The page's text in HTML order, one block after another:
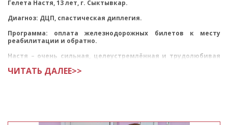
Гелета Настя, 13 лет, г. Сыктывкар.
Диагноз: ДЦП, спастическая диплегия.
Программа: оплата железнодорожных билетов к месту
реабилитации и обратно.
Настя – очень сильная, целеустремлённая и трудолюбивая
ЧИТАТЬ ДАЛЕЕ>>